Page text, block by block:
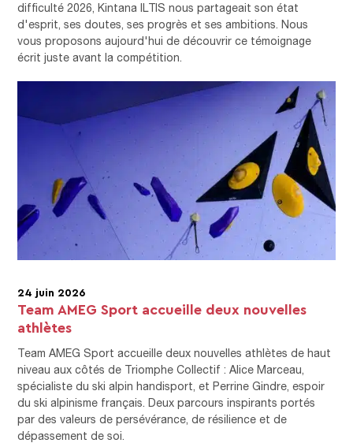
difficulté 2026, Kintana ILTIS nous partageait son état
d'esprit, ses doutes, ses progrès et ses ambitions. Nous
vous proposons aujourd'hui de découvrir ce témoignage
écrit juste avant la compétition.
24 juin 2026
Team AMEG Sport accueille deux nouvelles
athlètes
Team AMEG Sport accueille deux nouvelles athlètes de haut
niveau aux côtés de Triomphe Collectif : Alice Marceau,
spécialiste du ski alpin handisport, et Perrine Gindre, espoir
du ski alpinisme français. Deux parcours inspirants portés
par des valeurs de persévérance, de résilience et de
dépassement de soi.